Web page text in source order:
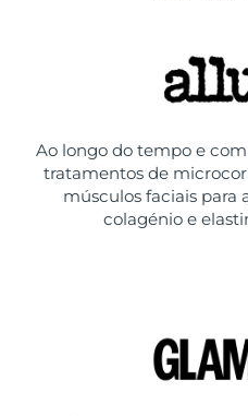
Ao longo do tempo e
tratamentos de
músculos faciais para
colagénio e